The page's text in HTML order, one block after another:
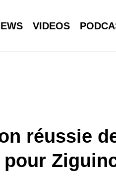
VIDEOS
réussie
pour